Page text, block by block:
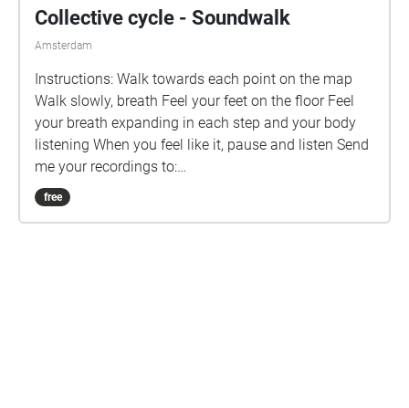
sounds of industry ring out at the wharf, but where
once ships were constructed, now it is luxury homes.
How has the particular history of the area led us to
this present? What has been gained as the area has
been redeveloped? What has been lost? The area
thrives now. But has anything been forgotten? Has
anyone been pushed aside?
Collective cycle - Soundwalk
Amsterdam
Instructions: Walk towards each point on the map
Walk slowly, breath Feel your feet on the floor Feel
your breath expanding in each step and your body
listening When you feel like it, pause and listen Send
me your recordings to:
collectivecyclendsm@gmail.com Thank you for
participating in this Collective sounds of NDSM
free